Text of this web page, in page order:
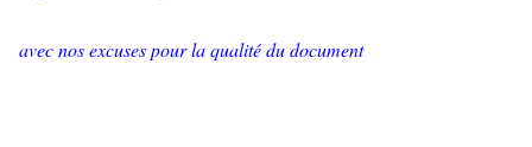
avec nos excuses pour la qualité du document